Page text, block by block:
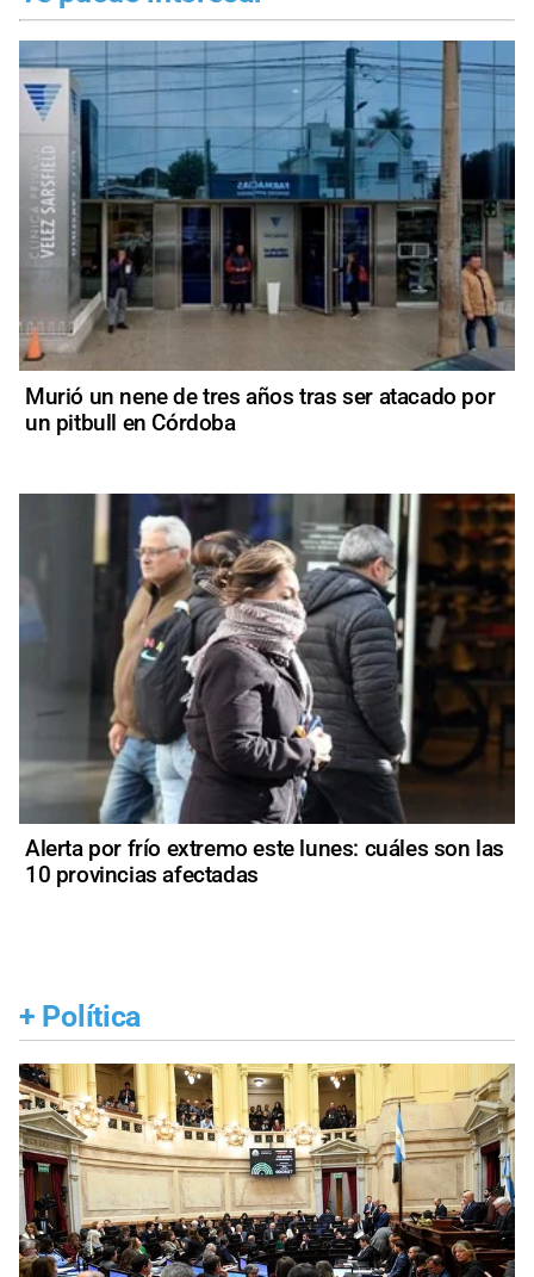
Murió un nene de tres años tras ser atacado por
un pitbull en Córdoba
Alerta por frío extremo este lunes: cuáles son las
10 provincias afectadas
+ Política